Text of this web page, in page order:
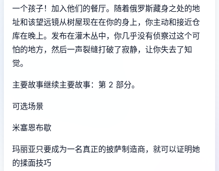
一个孩子！加入他们的餐厅。随着俄罗斯藏身之处的地
址和该望远镜从树屋现在在你的身上，你主动和接近仓
库在晚上。发布在灌木丛中，你几乎没有侦察过这个可
怕的地方，然后一声裂缝打破了寂静，让你失去了知
觉。
主要故事继续主要故事：第 2 部分。
可选场景
米塞恩布歇
玛丽亚只要成为一名真正的披萨制造商，就可以证明她
的揉面技巧